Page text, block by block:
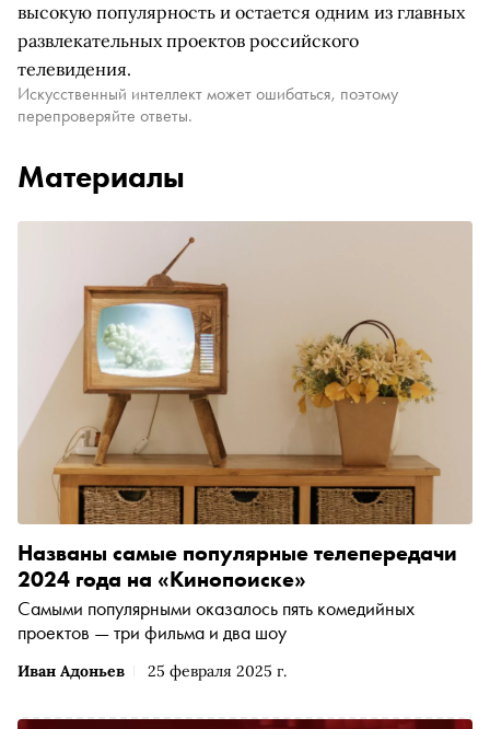
высокую популярность и остается одним из главных
развлекательных проектов российского
телевидения.
Искусственный интеллект может ошибаться, поэтому
перепроверяйте ответы.
Материалы
Иван Адоньев 25 февраля 2025 г.
Названы самые популярные телепередачи
2024 года на «Кинопоиске»
Самыми популярными оказалось пять комедийных
проектов — три фильма и два шоу